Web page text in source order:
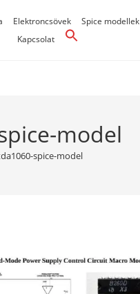
Elektroncsövek Spice modellek
Kapcsolat
model
spice-model